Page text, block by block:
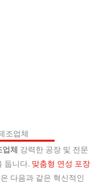
조업체
체
강력한 공장 및 전문
둡니다. 맞춤형 연성 포장
다음과 같은 혁신적인